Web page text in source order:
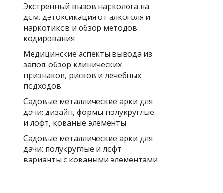
Экстренный вызов нарколога на
дом: детоксикация от алкоголя и
наркотиков и обзор методов
кодирования
Медицинские аспекты вывода из
запоя: обзор клинических
признаков, рисков и лечебных
подходов
Садовые металлические арки для
дачи: дизайн, формы полукруглые
и лофт, кованые элементы
Садовые металлические арки для
дачи: полукруглые и лофт
варианты с коваными элементами